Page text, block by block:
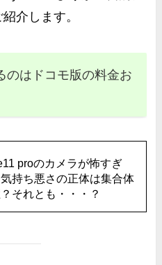
介します。
のはドコモ版の料金お
proのカメラが怖すぎ
持ち悪さの正体は集合体
それとも・・・？